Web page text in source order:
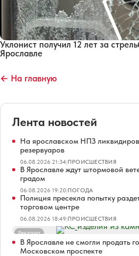
Уклонист получил 12 лет за
Ярославле
← На главную
Лента новостей
На ярославском НПЗ
резервуаров
06.08.2026 21:34|ПРОИСШЕСТВИЯ
В Ярославле ждут штормовой
градом
06.08.2026 19:20|ПОГОДА
Полиция пресекла попытку
торговом центре
06.08.2026 18:49|ПРОИСШЕСТВИЯ
Реклама
В Ярославле не смогли продать
Московском проспекте